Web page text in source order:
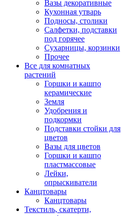
Вазы декоративные
Кухонная утварь
Подносы, столики
Салфетки, подставки
под горячее
Сухарницы, корзинки
Прочее
Все для комнатных
растений
Горшки и кашпо
керамические
Земля
Удобрения и
подкормки
Подставки стойки для
цветов
Вазы для цветов
Горшки и кашпо
пластмассовые
Лейки,
опрыскиватели
Канцтовары
Канцтовары
Текстиль, скатерти,